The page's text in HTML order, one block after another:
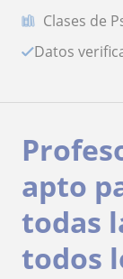
Clases de
Datos
apto
todas
todos